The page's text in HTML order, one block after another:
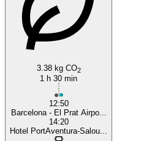
3.38 kg CO2
1 h 30 min
12:50
Barcelona - El Prat Airpo...
14:20
Hotel PortAventura-Salou...